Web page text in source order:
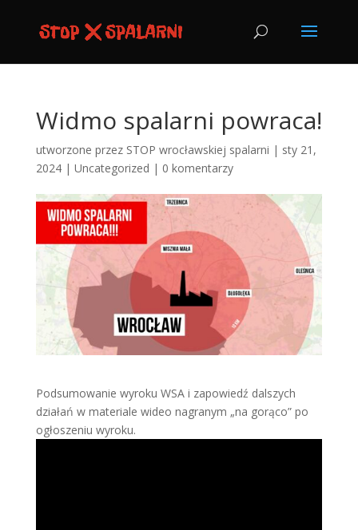
Widmo spalarni powraca!
utworzone przez STOP wrocławskiej spalarni | sty 21,
2024| Uncategorized | 0 komentarzy
Podsumowanie wyroku WSA i zapowiedź dalszych
działań w materiale wideo nagranym „na gorąco” po
ogłoszeniu wyroku.